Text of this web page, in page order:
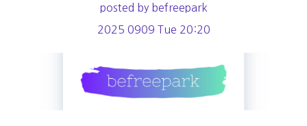
posted by befreepark
2025 0909 Tue 20:20